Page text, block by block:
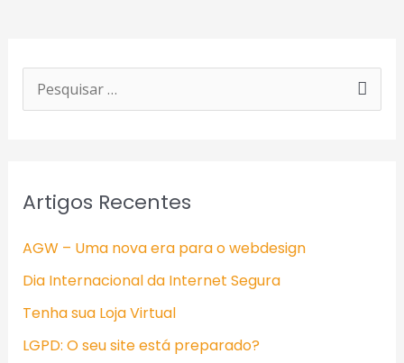
u
r
p
Artigos Recentes
AGW – Uma nova era para o webdesign
Dia Internacional da Internet Segura
Tenha sua Loja Virtual
LGPD: O seu site está preparado?